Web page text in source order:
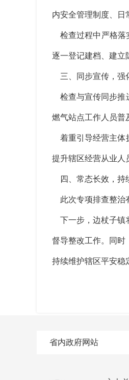
内安全管理制度、日
检查过程中严格落
逐一登记建档、建立
三、同步宣传，强
检查与宣传同步推
燃气站点工作人员普
着重引导经营主体
提升辖区经营从业人
四、常态长效，持
此次专项排查整治
下一步，边杖子镇
督导整改工作。同时
持续维护辖区平安稳
省内政府网站